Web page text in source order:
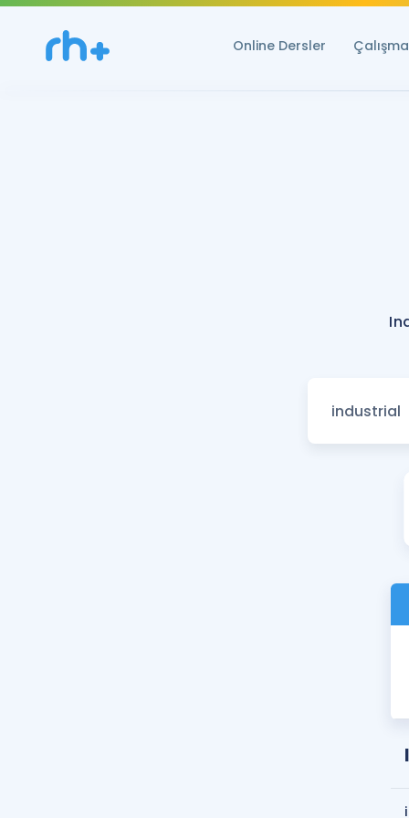
Online Dersler